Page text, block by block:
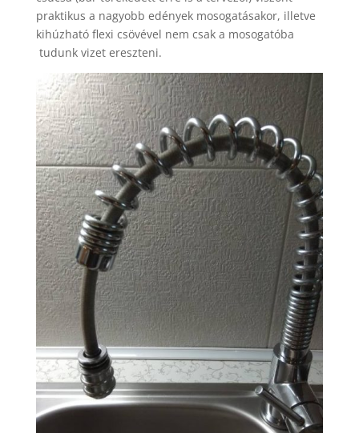
praktikus a nagyobb edények mosogatásakor, illetve
kihúzható flexi csövével nem csak a mosogatóba
tudunk vizet ereszteni.